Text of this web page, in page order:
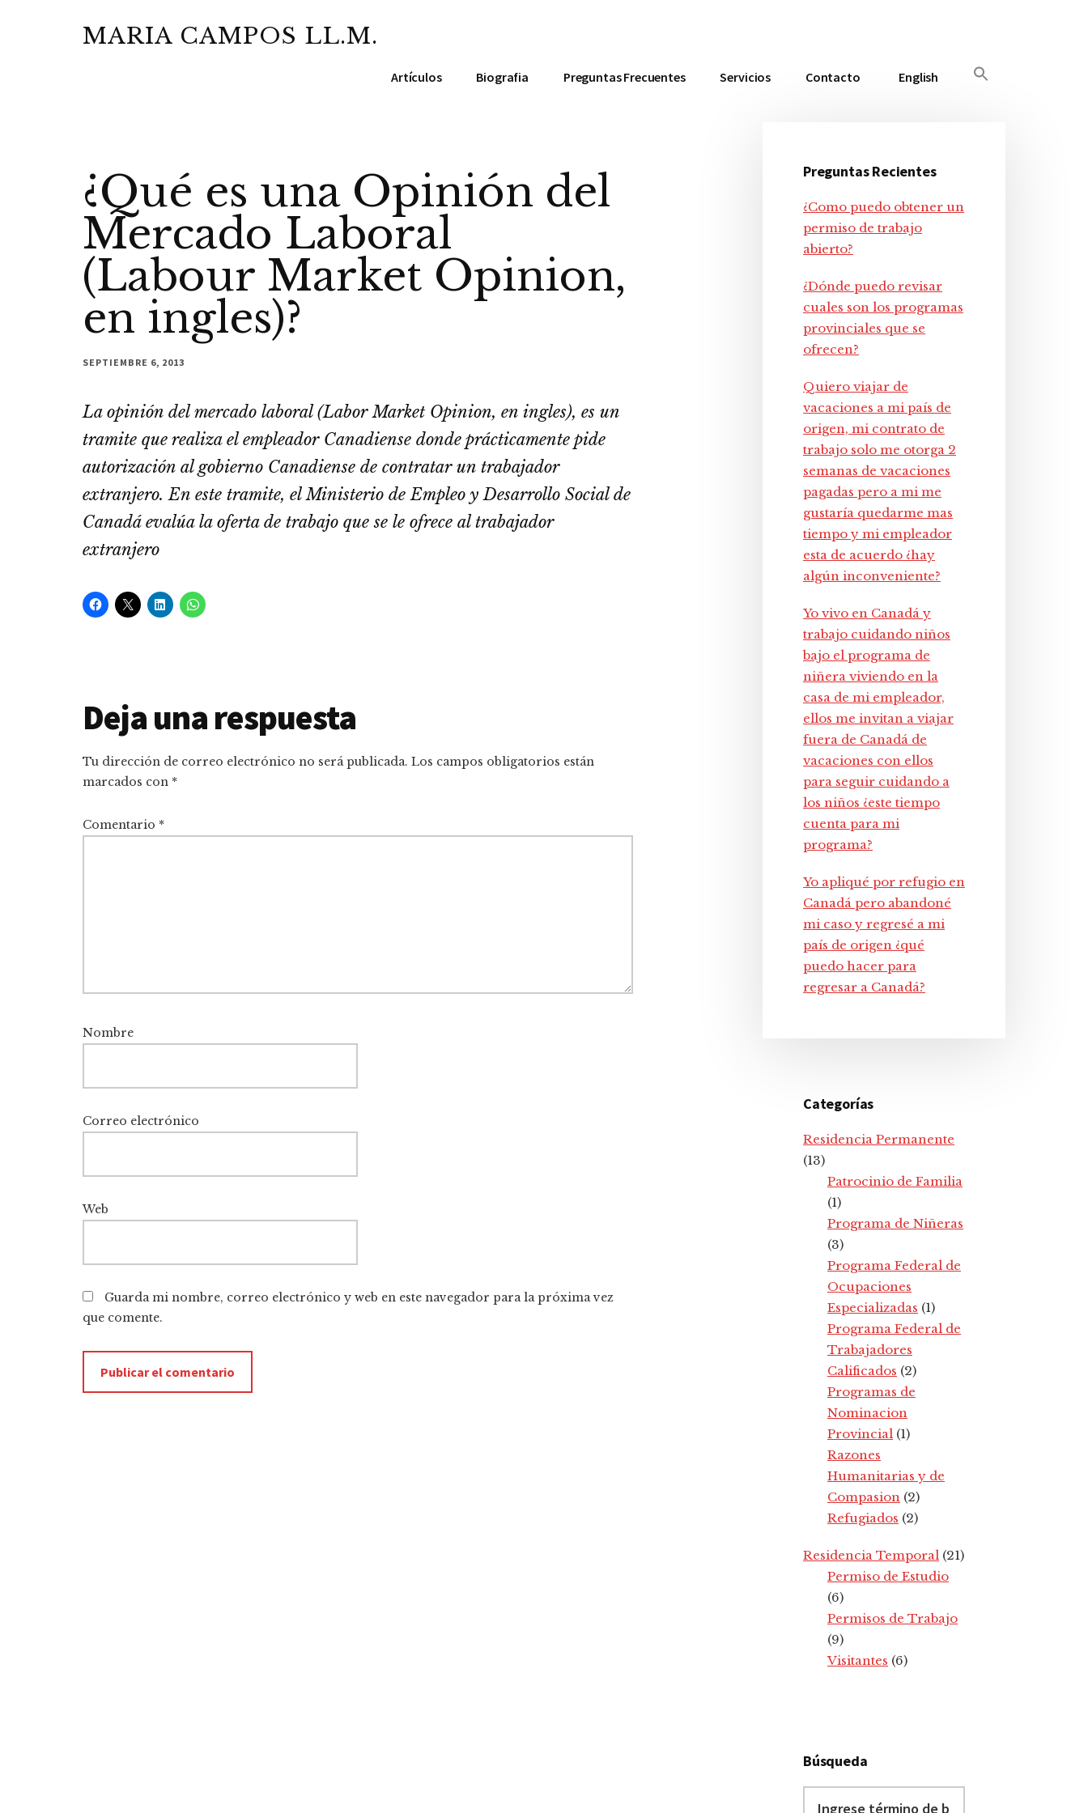
AdditionalMARIA CAMPOS LL.M.
Artículos Biografia Preguntas Frecuentes Servicios Contacto English
¿Qué es una Opinión del
Mercado Laboral
(Labour Market Opinion,
en ingles)?
SEPTIEMBRE 6, 2013
La opinión del mercado laboral (Labor Market Opinion, en ingles), es un
tramite que realiza el empleador Canadiense donde prácticamente pide
autorización al gobierno Canadiense de contratar un trabajador
extranjero. En este tramite, el Ministerio de Empleo y Desarrollo Social de
Canadá evalúa la oferta de trabajo que se le ofrece al trabajador
extranjero
Interacciones
con
los
lectores
Deja una respuesta
Tu dirección de correo electrónico no será publicada. Los campos obligatorios están
marcados con *
Comentario *
Nombre
Correo electrónico
Web
Guarda mi nombre, correo electrónico y web en este navegador para la próxima vez
que comente.
Barra
lateral
principal
Preguntas Recientes
¿Como puedo obtener un
permiso de trabajo
abierto?
¿Dónde puedo revisar
cuales son los programas
provinciales que se
ofrecen?
Quiero viajar de
vacaciones a mi país de
origen, mi contrato de
trabajo solo me otorga 2
semanas de vacaciones
pagadas pero a mi me
gustaría quedarme mas
tiempo y mi empleador
esta de acuerdo ¿hay
algún inconveniente?
Yo vivo en Canadá y
trabajo cuidando niños
bajo el programa de
niñera viviendo en la
casa de mi empleador,
ellos me invitan a viajar
fuera de Canadá de
vacaciones con ellos
para seguir cuidando a
los niños ¿este tiempo
cuenta para mi
programa?
Yo apliqué por refugio en
Canadá pero abandoné
mi caso y regresé a mi
país de origen ¿qué
puedo hacer para
regresar a Canadá?
Categorías
Residencia Permanente
(13)
Patrocinio de Familia
(1)
Programa de Niñeras
(3)
Programa Federal de
Ocupaciones
Especializadas (1)
Programa Federal de
Trabajadores
Calificados (2)
Programas de
Nominacion
Provincial (1)
Razones
Humanitarias y de
Compasion (2)
Refugiados (2)
Residencia Temporal (21)
Permiso de Estudio
(6)
Permisos de Trabajo
(9)
Visitantes (6)
Búsqueda